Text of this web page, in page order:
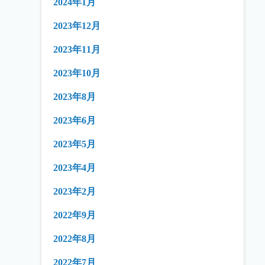
2024年1月
2023年12月
2023年11月
2023年10月
2023年8月
2023年6月
2023年5月
2023年4月
2023年2月
2022年9月
2022年8月
2022年7月